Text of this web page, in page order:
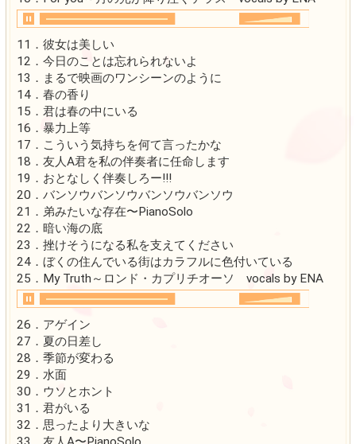
アニメ「四月は君の嘘」をカラフルに彩る
シック曲を起点に書き上げたORIGINAL
たオリジナルアルバム。ブックレットには
山氏の対談を収録。
楽曲リスト
【Disc 1】
01．君は忘れられるの
02．四月は君の嘘
03．視界が紅い！？
04．夕暮れ時の下校
05．私の嘘〜PianoSolo
06．母の夢
07．ゆるすまじ盗撮魔
08．女同士の”かわいい”
09．私、ヴァイオリニストなの
10．For you～月の光が降り注ぐテラス